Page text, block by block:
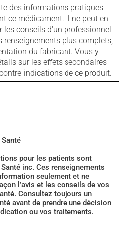
des informations pratiques
ce médicament. Il ne peut en
les conseils d'un professionnel
renseignements plus complets,
du fabricant. Vous y
sur les effets secondaires
indications de ce produit.
pour les patients sont
inc. Ces renseignements
seulement et ne
l’avis et les conseils de vos
Consultez toujours un
avant de prendre une décision
ou vos traitements.